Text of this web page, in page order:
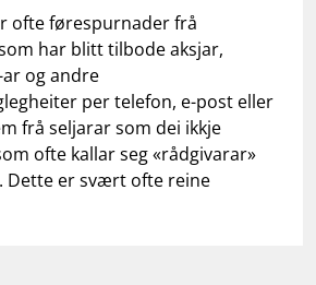
ofte førespurnader frå
har blitt tilbode aksjar,
og andre
per telefon, e-post eller
frå seljarar som dei ikkje
ofte kallar seg «rådgivarar»
Dette er svært ofte reine